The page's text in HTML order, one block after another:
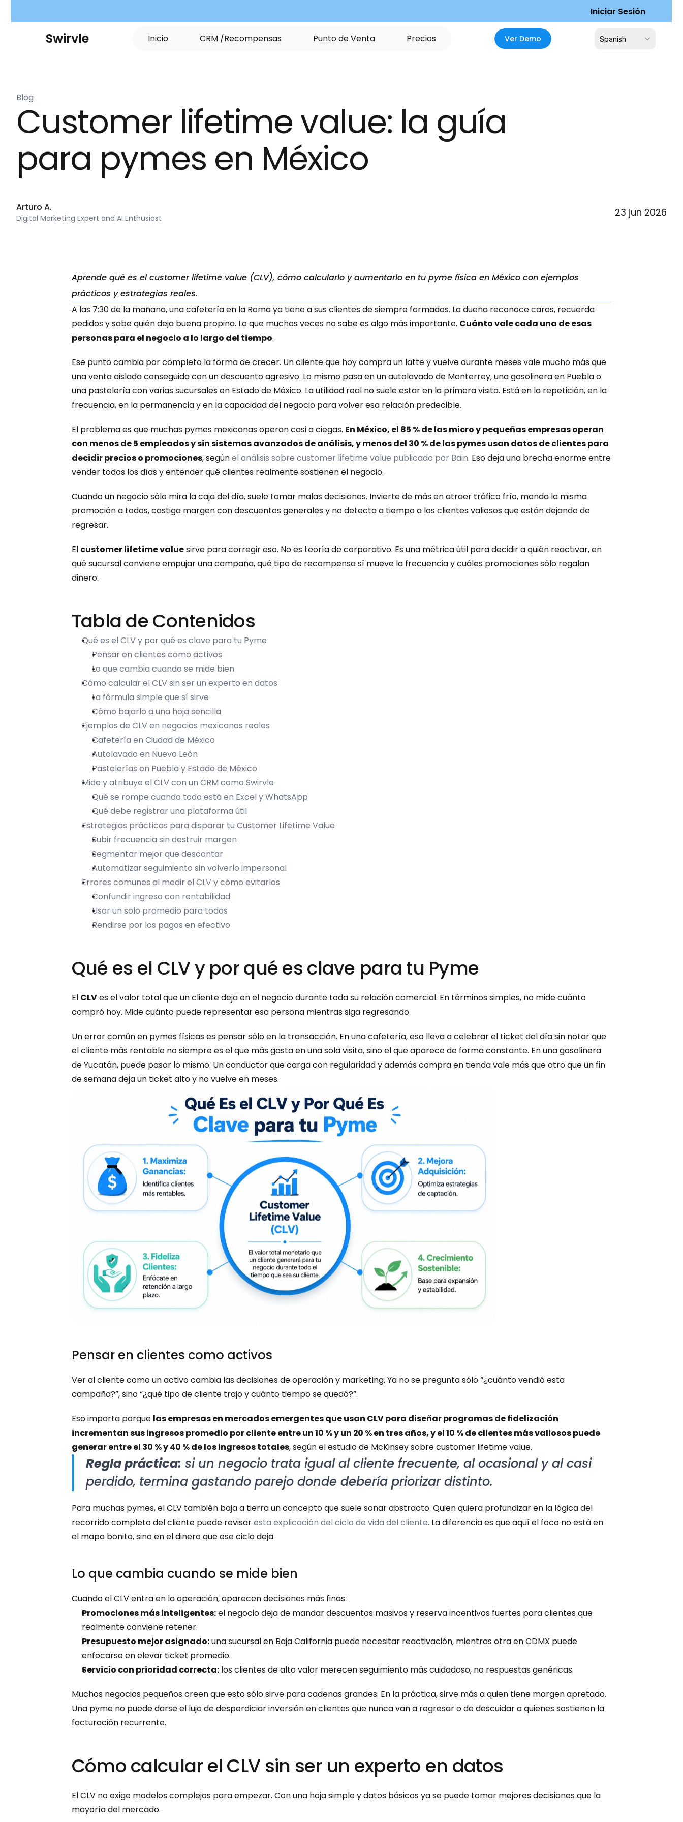
Iniciar Sesión
Swirvle Inicio CRM /Recompensas PuntodeVenta Precios Ver Demo Spanish
Blog
Customer lifetime value: la guía
para pymes en México
Arturo A.
Digital Marketing Expert and AI Enthusiast 23 jun 2026
Aprende qué es el customer lifetime value (CLV), cómo calcularlo y aumentarlo en tu pyme física en México con ejemplos
prácticos y estrategias reales.
A las 7:30 de la mañana, una cafetería en la Roma ya tiene a sus clientes de siempre formados. La dueña reconoce caras, recuerda
pedidos y sabe quién deja buena propina. Lo que muchas veces no sabe es algo más importante. Cuánto vale cada una de esas
personas para el negocio a lo largo del tiempo.
Ese punto cambia por completo la forma de crecer. Un cliente que hoy compra un latte y vuelve durante meses vale mucho más que
una venta aislada conseguida con un descuento agresivo. Lo mismo pasa en un autolavado de Monterrey, una gasolinera en Puebla o
una pastelería con varias sucursales en Estado de México. La utilidad real no suele estar en la primera visita. Está en la repetición, en la
frecuencia, en la permanencia y en la capacidad del negocio para volver esa relación predecible.
El problema es que muchas pymes mexicanas operan casi a ciegas. En México, el 85 % de las micro y pequeñas empresas operan
con menos de 5 empleados y sin sistemas avanzados de análisis, y menos del 30 % de las pymes usan datos de clientes para
decidir precios o promociones, según el análisis sobre customer lifetime value publicado por Bain. Eso deja una brecha enorme entre
vender todos los días y entender qué clientes realmente sostienen el negocio.
Cuando un negocio sólo mira la caja del día, suele tomar malas decisiones. Invierte de más en atraer tráfico frío, manda la misma
promoción a todos, castiga margen con descuentos generales y no detecta a tiempo a los clientes valiosos que están dejando de
regresar.
El customer lifetime value sirve para corregir eso. No es teoría de corporativo. Es una métrica útil para decidir a quién reactivar, en
qué sucursal conviene empujar una campaña, qué tipo de recompensa sí mueve la frecuencia y cuáles promociones sólo regalan
dinero.
Tabla de Contenidos
Qué es el CLV y por qué es clave para tu Pyme
Pensar en clientes como activos
Lo que cambia cuando se mide bien
Cómo calcular el CLV sin ser un experto en datos
La fórmula simple que sí sirve
Cómo bajarlo a una hoja sencilla
Ejemplos de CLV en negocios mexicanos reales
Cafetería en Ciudad de México
Autolavado en Nuevo León
Pastelerías en Puebla y Estado de México
Mide y atribuye el CLV con un CRM como Swirvle
Qué se rompe cuando todo está en Excel y WhatsApp
Qué debe registrar una plataforma útil
Estrategias prácticas para disparar tu Customer Lifetime Value
Subir frecuencia sin destruir margen
Segmentar mejor que descontar
Automatizar seguimiento sin volverlo impersonal
Errores comunes al medir el CLV y cómo evitarlos
Confundir ingreso con rentabilidad
Usar un solo promedio para todos
Rendirse por los pagos en efectivo
Qué es el CLV y por qué es clave para tu Pyme
El CLV es el valor total que un cliente deja en el negocio durante toda su relación comercial. En términos simples, no mide cuánto
compró hoy. Mide cuánto puede representar esa persona mientras siga regresando.
Un error común en pymes físicas es pensar sólo en la transacción. En una cafetería, eso lleva a celebrar el ticket del día sin notar que
el cliente más rentable no siempre es el que más gasta en una sola visita, sino el que aparece de forma constante. En una gasolinera
de Yucatán, puede pasar lo mismo. Un conductor que carga con regularidad y además compra en tienda vale más que otro que un fin
de semana deja un ticket alto y no vuelve en meses.
Pensar en clientes como activos
Ver al cliente como un activo cambia las decisiones de operación y marketing. Ya no se pregunta sólo “¿cuánto vendió esta
campaña?”, sino “¿qué tipo de cliente trajo y cuánto tiempo se quedó?”.
Eso importa porque las empresas en mercados emergentes que usan CLV para diseñar programas de fidelización
incrementan sus ingresos promedio por cliente entre un 10 % y un 20 % en tres años, y el 10 % de clientes más valiosos puede
generar entre el 30 % y 40 % de los ingresos totales, según el estudio de McKinsey sobre customer lifetime value.
Regla práctica: si un negocio trata igual al cliente frecuente, al ocasional y al casi
perdido, termina gastando parejo donde debería priorizar distinto.
Para muchas pymes, el CLV también baja a tierra un concepto que suele sonar abstracto. Quien quiera profundizar en la lógica del
recorrido completo del cliente puede revisar esta explicación del ciclo de vida del cliente. La diferencia es que aquí el foco no está en
el mapa bonito, sino en el dinero que ese ciclo deja.
Lo que cambia cuando se mide bien
Cuando el CLV entra en la operación, aparecen decisiones más finas:
Promociones más inteligentes: el negocio deja de mandar descuentos masivos y reserva incentivos fuertes para clientes que
realmente conviene retener.
Presupuesto mejor asignado: una sucursal en Baja California puede necesitar reactivación, mientras otra en CDMX puede
enfocarse en elevar ticket promedio.
Servicio con prioridad correcta: los clientes de alto valor merecen seguimiento más cuidadoso, no respuestas genéricas.
Muchos negocios pequeños creen que esto sólo sirve para cadenas grandes. En la práctica, sirve más a quien tiene margen apretado.
Una pyme no puede darse el lujo de desperdiciar inversión en clientes que nunca van a regresar o de descuidar a quienes sostienen la
facturación recurrente.
Cómo calcular el CLV sin ser un experto en datos
El CLV no exige modelos complejos para empezar. Con una hoja simple y datos básicos ya se puede tomar mejores decisiones que la
mayoría del mercado.